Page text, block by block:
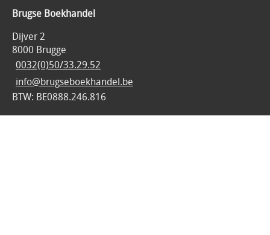
Brugse Boekhandel
Dijver 2
8000 Brugge
0032(0)50/33.29.52
info@brugseboekhandel.be
BTW: BE0888.246.816